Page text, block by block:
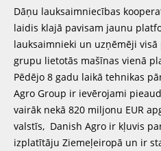
Dāņu lauksaimniecības
laidis klajā pavisam jaunu
lauksaimnieki un uzņēmēji
grupu lietotās mašīnas vienā
Pēdējo 8 gadu laikā tehnikas
Agro Group ir ievērojami
vairāk nekā 820 miljonu EUR
valstīs, Danish Agro ir kļuvis
izplatītāju Ziemeļeiropā un ir